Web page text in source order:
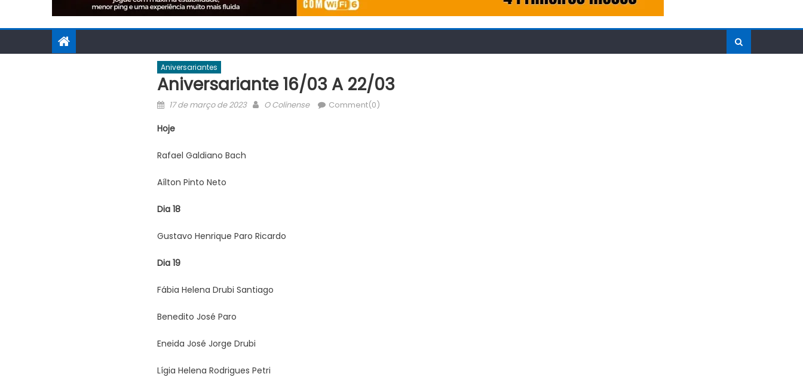
Aniversariantes
Aniversariante 16/03 A 22/03
Posted
17 de março de 2023 Author
O Colinense Comment(0)
Hoje
Rafael Galdiano Bach
Aílton Pinto Neto
Dia 18
Gustavo Henrique Paro Ricardo
Dia 19
Fábia Helena Drubi Santiago
Benedito José Paro
Eneida José Jorge Drubi
Lígia Helena Rodrigues Petri